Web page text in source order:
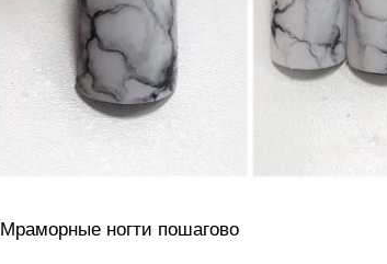
Мраморные ногти пошагово